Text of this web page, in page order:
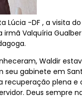
Lúcia -DF , a visita
Valquíria
Waldir
seu gabinete em
recuperação plena e
Deus sempre